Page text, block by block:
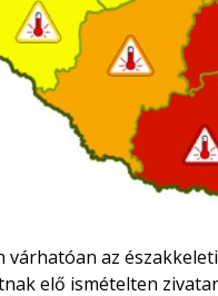
várhatóan az
elő ismételten